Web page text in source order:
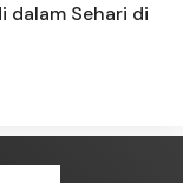
dalam Sehari di